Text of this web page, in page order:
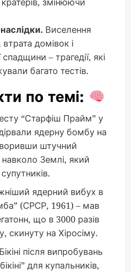
Виселення
домівок і
спадщини – трагедії, які
багато тестів.
по темі:
“Старфіш Прайм” у
ядерну бомбу на
штучний
навколо Землі, який
ядерний вибух в
(СРСР, 1961) – мав
що в 3000 разів
скинуту на Хіросіму.
після випробувань
для купальників,